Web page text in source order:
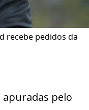
recebe pedidos da
apuradas pelo